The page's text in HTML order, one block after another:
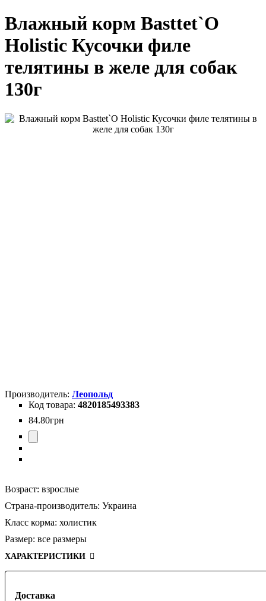
Влажный корм Basttet`O
Holistic Кусочки филе
телятины в желе для собак
130г
Доставка
Леопольд
4820185493383
84.80грн
Возраст: взрослые
Страна-производитель: Украина
Класс корма: холистик
Размер: все размеры
ХАРАКТЕРИСТИКИ